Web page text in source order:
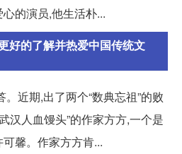
的演员,他生活朴...
好的了解并热爱中国传统文
近期,出了两个“数典忘祖”的败
汉人血馒头”的作家方方,一个是
馨。作家方方肯...